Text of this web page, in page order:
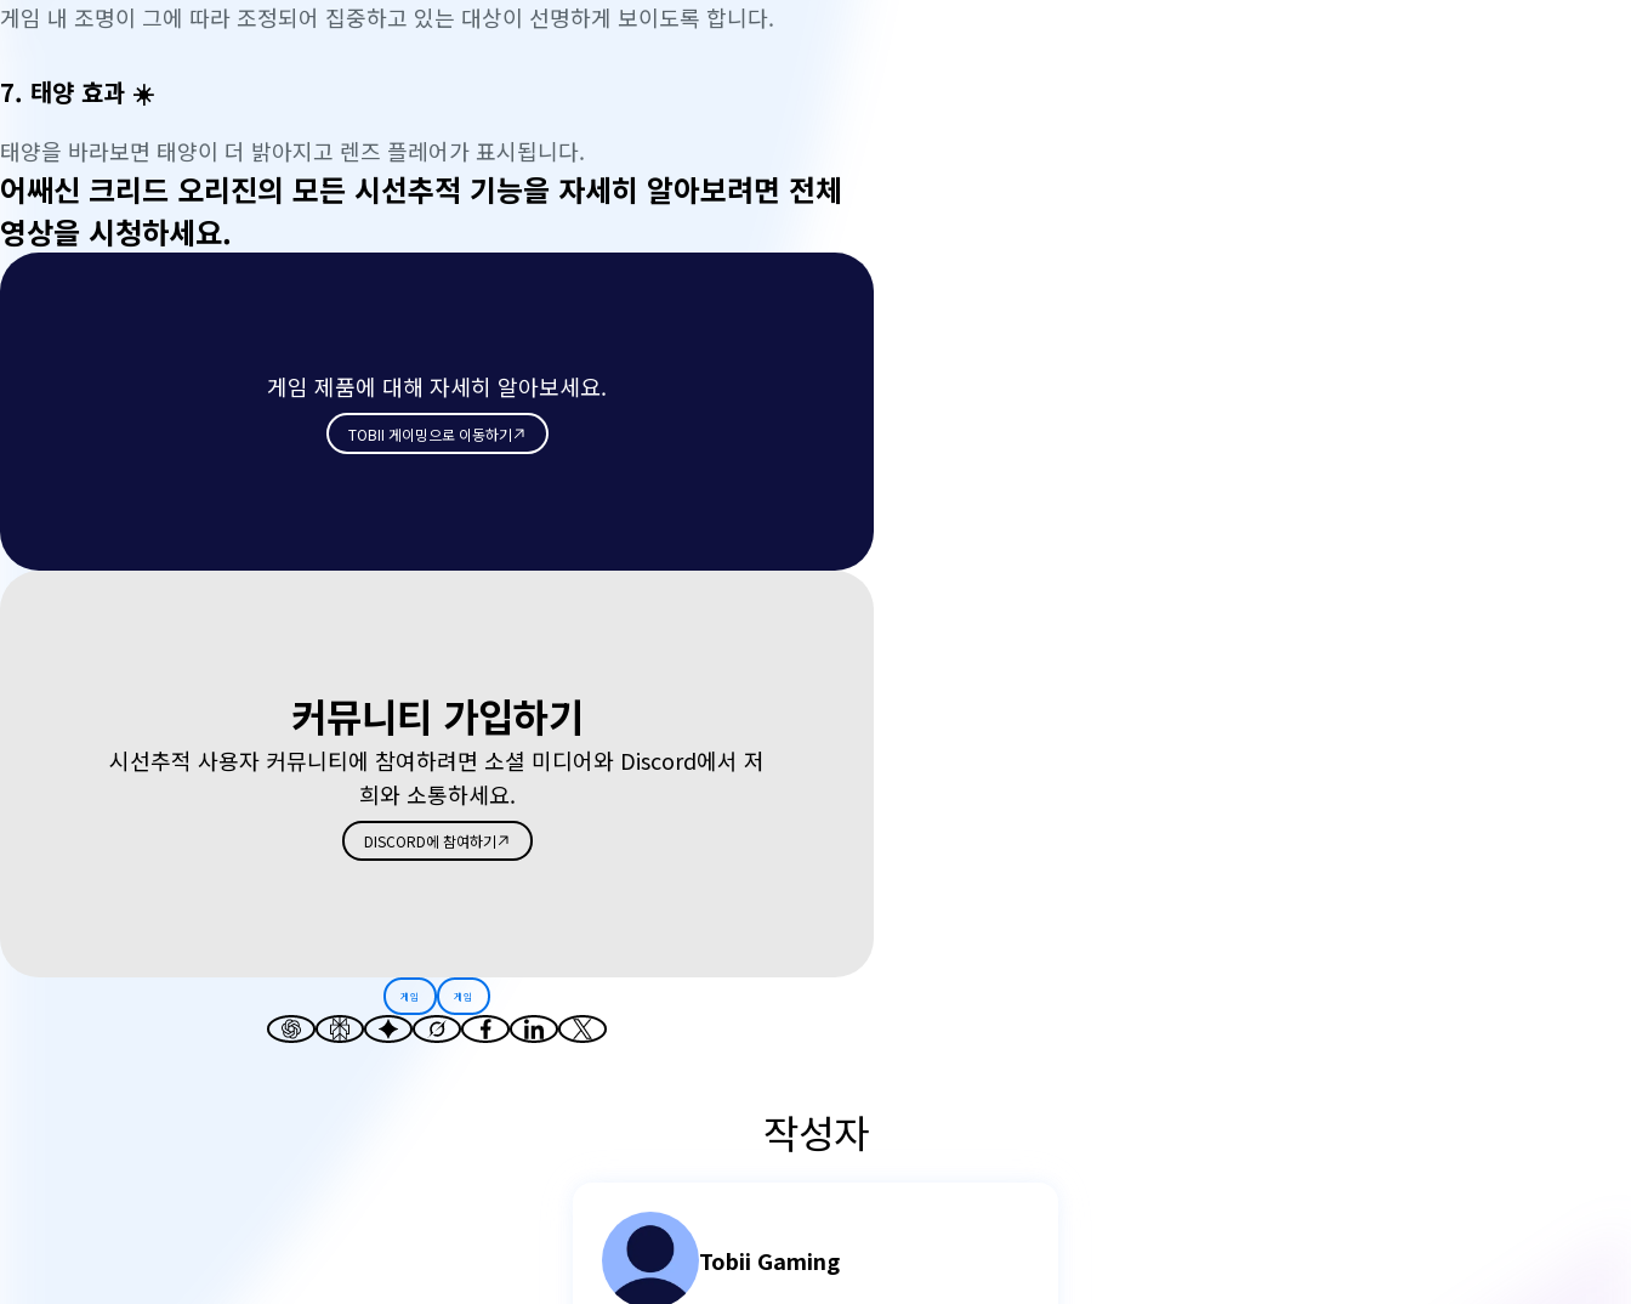
게임 내 조명이 그에 따라 조정되어 집중하고 있는 대상이 선명하게 보이도록 합니다.
7. 태양 효과 ☀️
태양을 바라보면 태양이 더 밝아지고 렌즈 플레어가 표시됩니다.
어쌔신 크리드 오리진의 모든 시선추적 기능을 자세히 알아보려면 전체
영상을 시청하세요.
게임 제품에 대해 자세히 알아보세요.
TOBII 게이밍으로 이동하기
커뮤니티 가입하기
시선추적 사용자 커뮤니티에 참여하려면 소셜 미디어와 Discord에서 저
희와 소통하세요.
DISCORD에 참여하기
게임 게임
작성자
Tobii Gaming